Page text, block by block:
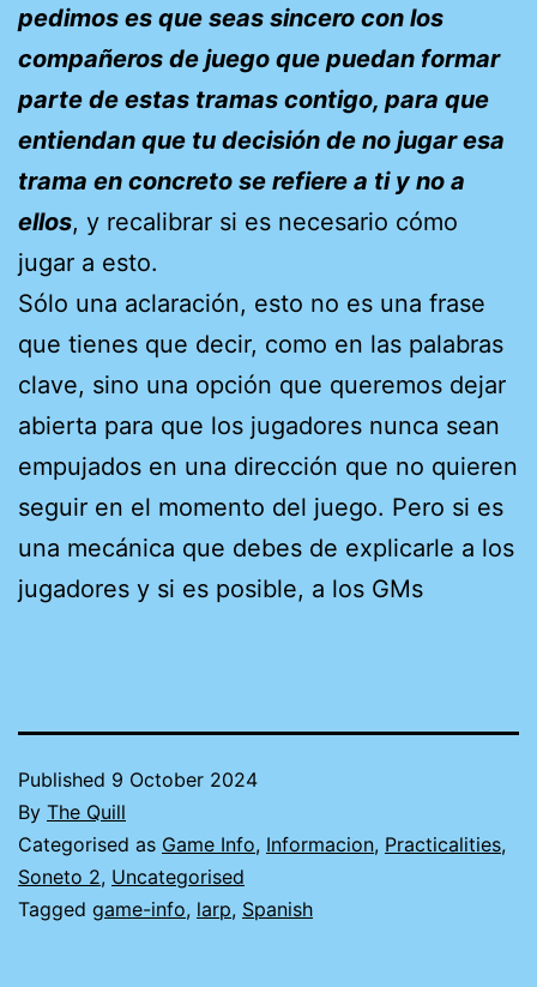
pedimos es que seas sincero con los
compañeros de juego que puedan formar
parte de estas tramas contigo, para que
entiendan que tu decisión de no jugar esa
trama en concreto se refiere a ti y no a
ellos, y recalibrar si es necesario cómo
jugar a esto.
Sólo una aclaración, esto no es una frase
que tienes que decir, como en las palabras
clave, sino una opción que queremos dejar
abierta para que los jugadores nunca sean
empujados en una dirección que no quieren
seguir en el momento del juego. Pero si es
una mecánica que debes de explicarle a los
jugadores y si es posible, a los GMs
Published 9 October 2024
By The Quill
Categorised as Game Info, Informacion, Practicalities,
Soneto 2, Uncategorised
Tagged game-info, larp, Spanish